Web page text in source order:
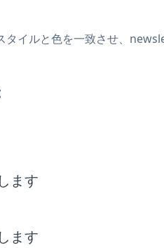
イルと色を一致させ、
ます
ます